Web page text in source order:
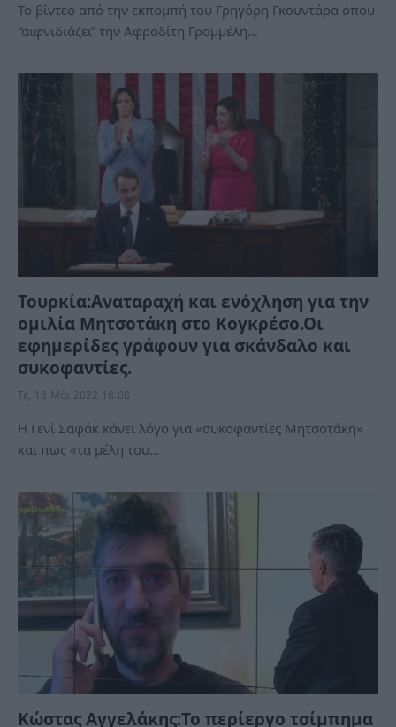
Το βίντεο από την εκπομπή του Γρηγόρη Γκουντάρα όπου
“αιφνιδιάζει” την Αφροδίτη Γραμμέλη…
Τουρκία:Αναταραχή και ενόχληση για την
ομιλία Μητσοτάκη στο Κογκρέσο.Οι
εφημερίδες γράφουν για σκάνδαλο και
συκοφαντίες.
Τε, 18 Μάι 2022 18:08
Η Γενί Σαφάκ κάνει λόγο για «συκοφαντίες Μητσοτάκη»
και πως «τα μέλη του…
Κώστας Αγγελάκης:Το περίεργο τσίμπημα